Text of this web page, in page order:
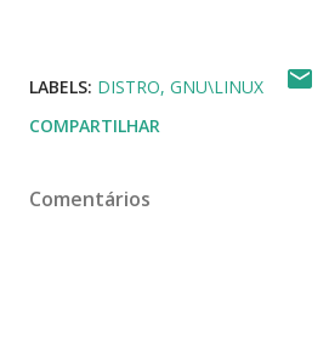
LABELS: DISTRO GNU\LINUX
COMPARTILHAR
Comentários